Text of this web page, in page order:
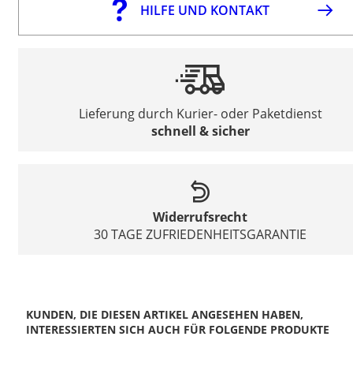
HILFE UND KONTAKT
Lieferung durch Kurier- oder Paketdienst
schnell & sicher
Widerrufsrecht
30 TAGE ZUFRIEDENHEITSGARANTIE
KUNDEN, DIE DIESEN ARTIKEL ANGESEHEN HABEN,
INTERESSIERTEN SICH AUCH FÜR FOLGENDE PRODUKTE